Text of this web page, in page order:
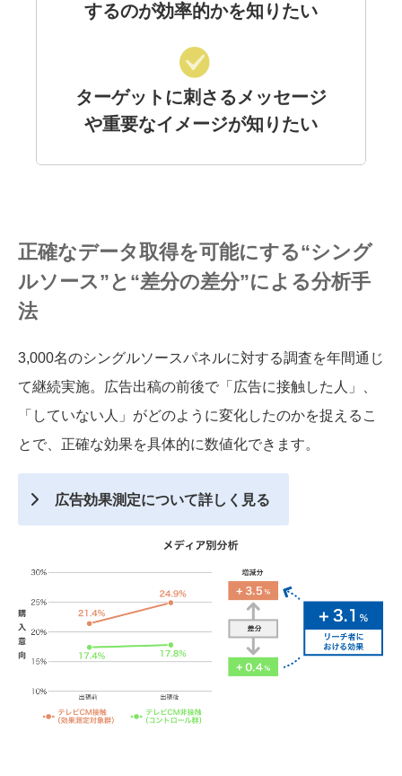
するのが効率的かを知りたい
ターゲットに刺さるメッセージ
や重要なイメージが知りたい
正確なデータ取得を可能にする“シング
ルソース”と“差分の差分”による分析手
法
3,000名のシングルソースパネルに対する調査を年間通じ
て継続実施。広告出稿の前後で「広告に接触した人」、
「していない人」がどのように変化したのかを捉えるこ
とで、正確な効果を具体的に数値化できます。
広告効果測定について詳しく見る